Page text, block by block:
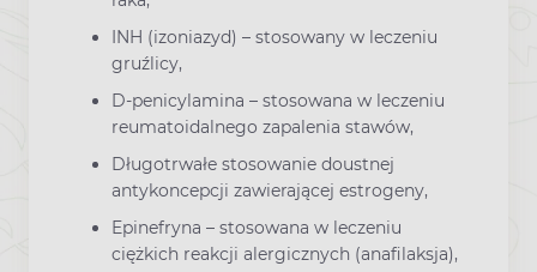
INH (izoniazyd) – stosowany w leczeniu
gruźlicy,
D-penicylamina – stosowana w leczeniu
reumatoidalnego zapalenia stawów,
Długotrwałe stosowanie doustnej
antykoncepcji zawierającej estrogeny,
Epinefryna – stosowana w leczeniu
ciężkich reakcji alergicznych (anafilaksja),